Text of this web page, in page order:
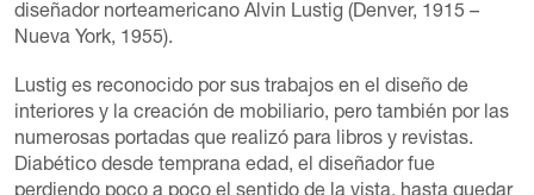
diseñador norteamericano Alvin Lustig (Denver, 1915 –
Nueva York, 1955).
Lustig es reconocido por sus trabajos en el diseño de
interiores y la creación de mobiliario, pero también por las
numerosas portadas que realizó para libros y revistas.
Diabético desde temprana edad, el diseñador fue